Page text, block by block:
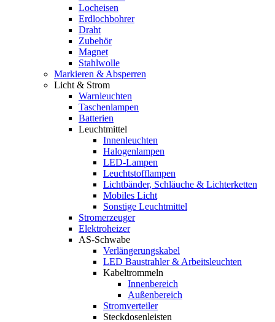
Locheisen
Erdlochbohrer
Draht
Zubehör
Magnet
Stahlwolle
Markieren & Absperren
Licht & Strom
Warnleuchten
Taschenlampen
Batterien
Leuchtmittel
Innenleuchten
Halogenlampen
LED-Lampen
Leuchtstofflampen
Lichtbänder, Schläuche & Lichterketten
Mobiles Licht
Sonstige Leuchtmittel
Stromerzeuger
Elektroheizer
AS-Schwabe
Verlängerungskabel
LED Baustrahler & Arbeitsleuchten
Kabeltrommeln
Innenbereich
Außenbereich
Stromverteiler
Steckdosenleisten